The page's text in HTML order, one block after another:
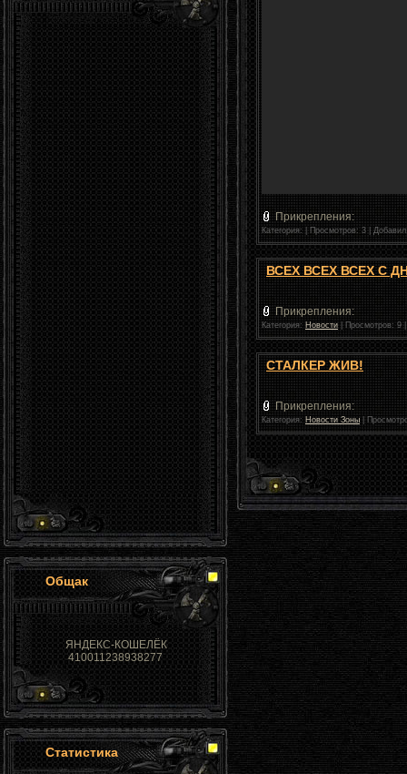
Общак
ЯНДЕКС-КОШЕЛЁК
410011238938277
Статистика
Прикрепления:
Категория: Просмотров: 3 |
ВСЕХ ВСЕХ ВСЕХ С
Прикрепления:
Категория: Новости| Просмотров: 9
СТАЛКЕР ЖИВ!
Прикрепления:
Категория: Новости Зоны|